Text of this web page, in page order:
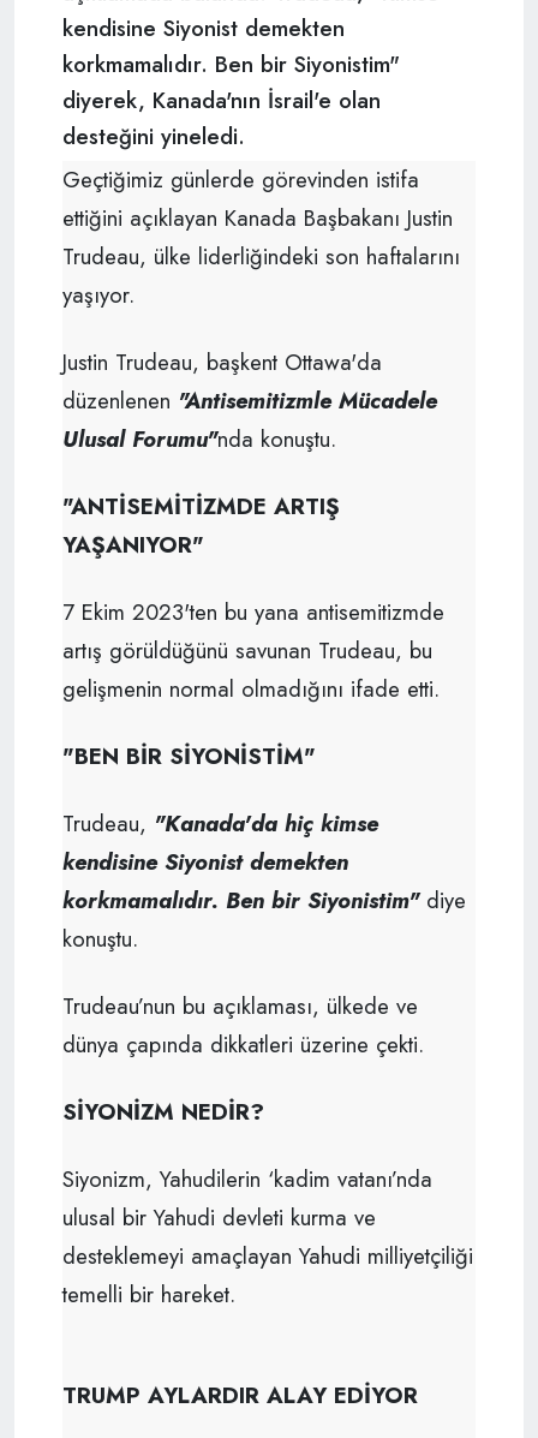
kendisine Siyonist demekten
korkmamalıdır. Ben bir Siyonistim"
diyerek, Kanada'nın İsrail'e olan
desteğini yineledi.
Geçtiğimiz günlerde görevinden istifa
ettiğini açıklayan Kanada Başbakanı Justin
Trudeau, ülke liderliğindeki son haftalarını
yaşıyor.
Justin Trudeau, başkent Ottawa'da
düzenlenen "Antisemitizmle Mücadele
Ulusal Forumu"nda konuştu.
"ANTİSEMİTİZMDE ARTIŞ
YAŞANIYOR"
7 Ekim 2023'ten bu yana antisemitizmde
artış görüldüğünü savunan Trudeau, bu
gelişmenin normal olmadığını ifade etti.
"BEN BİR SİYONİSTİM"
Trudeau, "Kanada'da hiç kimse
kendisine Siyonist demekten
korkmamalıdır. Ben bir Siyonistim"diye
konuştu.
Trudeau’nun bu açıklaması, ülkede ve
dünya çapında dikkatleri üzerine çekti.
SİYONİZM NEDİR?
Siyonizm, Yahudilerin ‘kadim vatanı’nda
ulusal bir Yahudi devleti kurma ve
desteklemeyi amaçlayan Yahudi milliyetçiliği
temelli bir hareket.
TRUMP AYLARDIR ALAY EDİYOR